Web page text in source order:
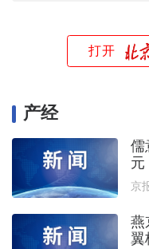
打开
产经
儒
元
盈
京
燕
翼